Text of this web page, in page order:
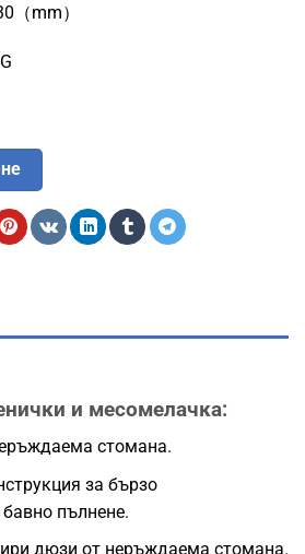
（mm）
и месомелачка:
стомана.
за бързо
пълнене.
дюзи от неръждаема стомана.